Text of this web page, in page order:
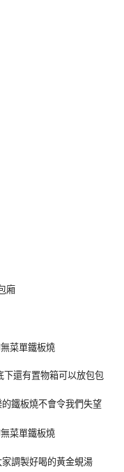
廂
還有置物箱可以放包包
鐵板燒不會令我們失望
調製好喝的黃金蜆湯